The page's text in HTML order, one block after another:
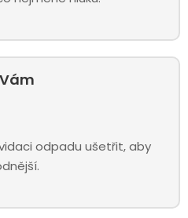
odpadu ušetřit, aby